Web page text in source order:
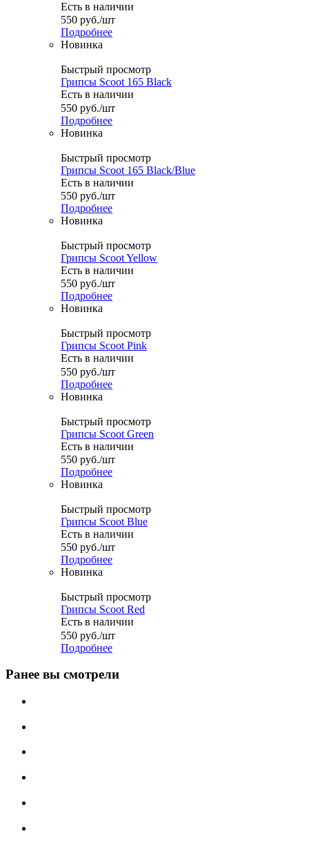
Есть в наличии
550 руб./шт
Подробнее
Новинка
Быстрый просмотр
Грипсы Scoot 165 Black
Есть в наличии
550 руб./шт
Подробнее
Новинка
Быстрый просмотр
Грипсы Scoot 165 Black/Blue
Есть в наличии
550 руб./шт
Подробнее
Новинка
Быстрый просмотр
Грипсы Scoot Yellow
Есть в наличии
550 руб./шт
Подробнее
Новинка
Быстрый просмотр
Грипсы Scoot Pink
Есть в наличии
550 руб./шт
Подробнее
Новинка
Быстрый просмотр
Грипсы Scoot Green
Есть в наличии
550 руб./шт
Подробнее
Новинка
Быстрый просмотр
Грипсы Scoot Blue
Есть в наличии
550 руб./шт
Подробнее
Новинка
Быстрый просмотр
Грипсы Scoot Red
Есть в наличии
550 руб./шт
Подробнее
Ранее вы смотрели